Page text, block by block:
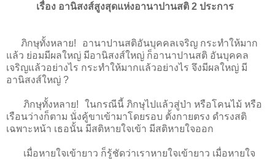
เรื่อง อานิสงส์สูงสุดแห่งอานาปานสติ 2 ประการ
ภิกษุทั้งหลาย! อานาปานสติอันบุคคลเจริญ กระทำให้มาก
แล้ว ย่อมมีผลใหญ่ มีอานิสงส์ใหญ่ ก็อานาปานสติ อันบุคคล
เจริญแล้วอย่างไร กระทำให้มากแล้วอย่างไร จึงมีผลใหญ่ มี
อานิสงส์ใหญ่ ?
ภิกษุทั้งหลาย! ในกรณีนี้ ภิกษุไปแล้วสู่ป่า หรือโคนไม้ หรือ
เรือนว่างก็ตาม นั่งคู้ขาเข้ามาโดยรอบ ตั้งกายตรง ดำรงสติ
เฉพาะหน้า เธอนั้น มีสติหายใจเข้า มีสติหายใจออก
เมื่อหายใจเข้ายาว ก็รู้ชัดว่าเราหายใจเข้ายาว เมื่อหายใจ